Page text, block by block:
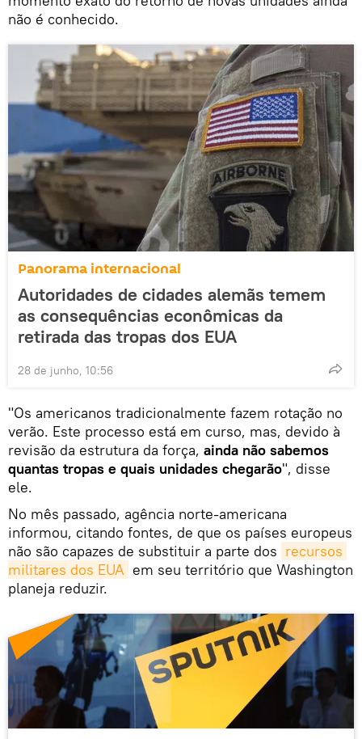
não é conhecido.
Panorama internacional
Autoridades de cidades alemãs temem
as consequências econômicas da
retirada das tropas dos EUA
28 de junho, 10:56
"Os americanos tradicionalmente fazem rotação no
verão. Este processo está em curso, mas, devido à
revisão da estrutura da força, ainda não sabemos
quantas tropas e quais unidades chegarão", disse
ele.
No mês passado, agência norte-americana
informou, citando fontes, de que os países europeus
não são capazes de substituir a parte dos recursos
militares dos EUA em seu território que Washington
planeja reduzir.